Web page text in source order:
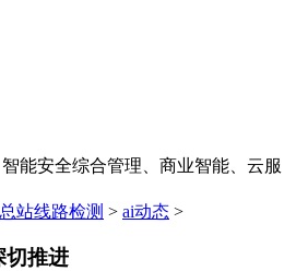
能安全综合管理、商业智能、云服
站线路检测 > ai动态 >
切推进